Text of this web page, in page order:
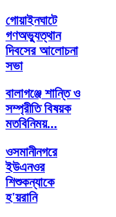
গোয়াইনঘাটে
গণঅভ্যুত্থান
দিবসের আলোচনা
সভা
বালাগঞ্জে শান্তি ও
সম্প্রীতি বিষয়ক
মতবিনিময়...
ওসমানীনগরে
ইউএনওর
শিশুকন্যাকে
হ'য়রানি